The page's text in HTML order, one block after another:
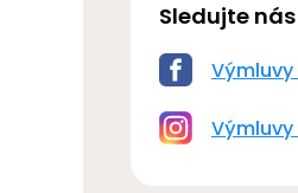
Sledujte nás